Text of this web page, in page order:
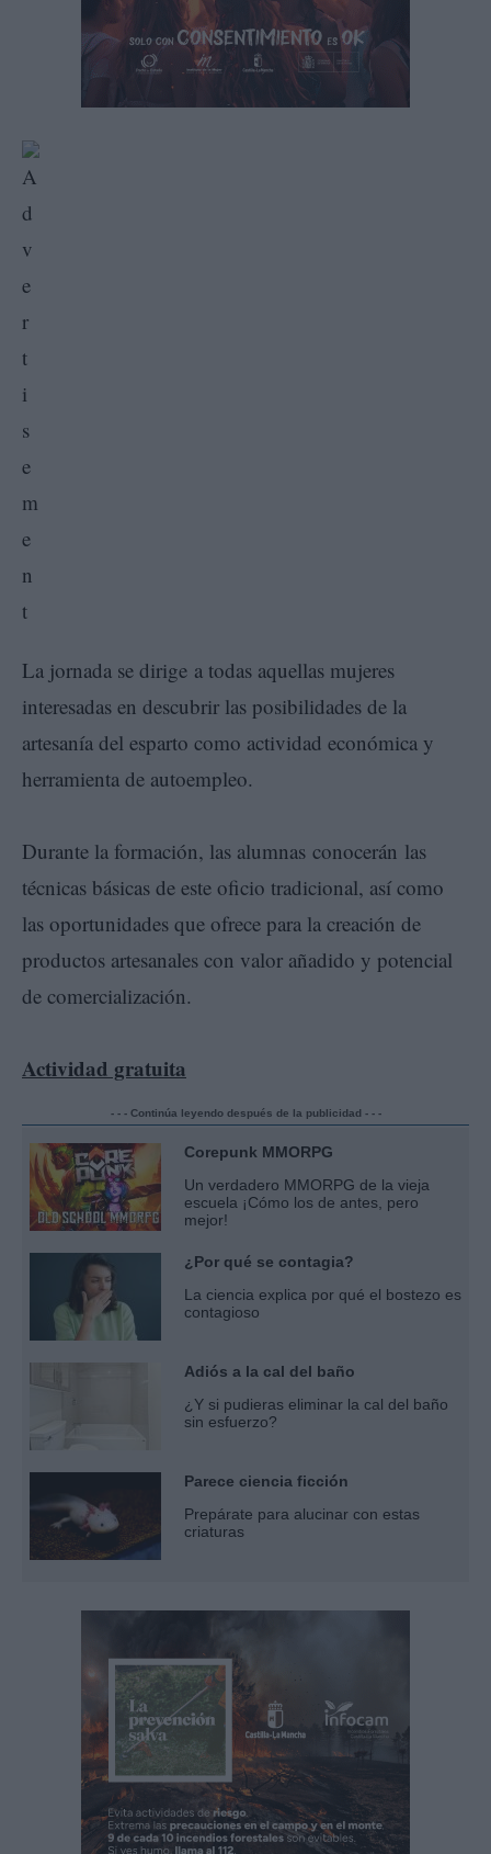
La jornada se dirige a todas aquellas mujeres
interesadas en descubrir las posibilidades de la
artesanía del esparto como actividad económica y
herramienta de autoempleo.
Durante la formación, las alumnas conocerán las
técnicas básicas de este oficio tradicional, así como
las oportunidades que ofrece para la creación de
productos artesanales con valor añadido y potencial
de comercialización.
Actividad gratuita
- - - Continúa leyendo después de la publicidad - - -
Corepunk MMORPG
Un verdadero MMORPG de la vieja
escuela ¡Cómo los de antes, pero
mejor!
¿Por qué se contagia?
La ciencia explica por qué el bostezo es
contagioso
Adiós a la cal del baño
¿Y si pudieras eliminar la cal del baño
sin esfuerzo?
Parece ciencia ficción
Prepárate para alucinar con estas
criaturas